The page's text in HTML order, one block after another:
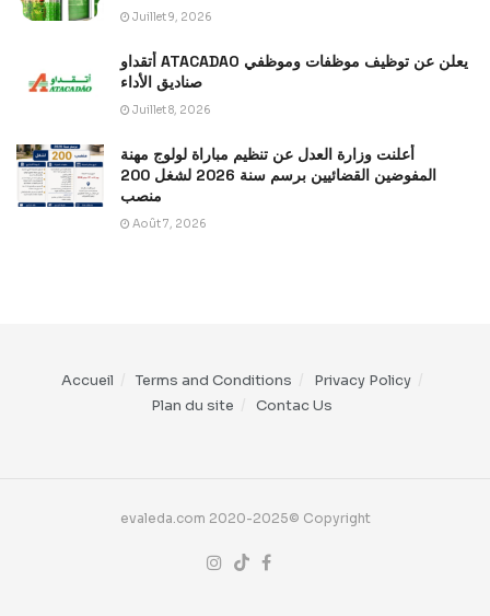
Juillet 9, 2026
أتقداو ATACADAO يعلن عن توظيف موظفات وموظفي
صناديق الأداء
Juillet 8, 2026
أعلنت وزارة العدل عن تنظيم مباراة لولوج مهنة
المفوضين القضائيين برسم سنة 2026 لشغل 200
منصب
Août 7, 2026
Accueil Terms and Conditions
Privacy Policy
Plan du site
Contac Us
evaleda.com 2020-2025© Copyright